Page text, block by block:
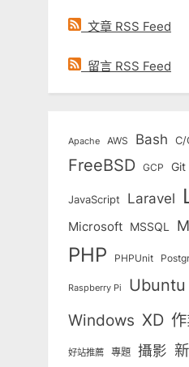
文章 RSS Feed
留言 RSS Feed
Apache AWS Bash C/
FreeBSD GCP Git
JavaScript Laravel
Microsoft MSSQL
PHP PHPUnit
Raspberry Pi Ubuntu
Windows XD
好站推薦 專題 攝影